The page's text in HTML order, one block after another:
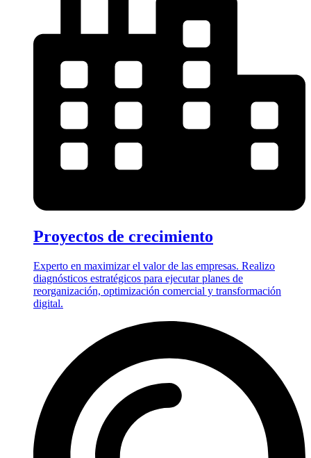
Proyectos de crecimiento
Experto en maximizar el valor de las empresas. Realizo
diagnósticos estratégicos para ejecutar planes de
reorganización, optimización comercial y transformación
digital.